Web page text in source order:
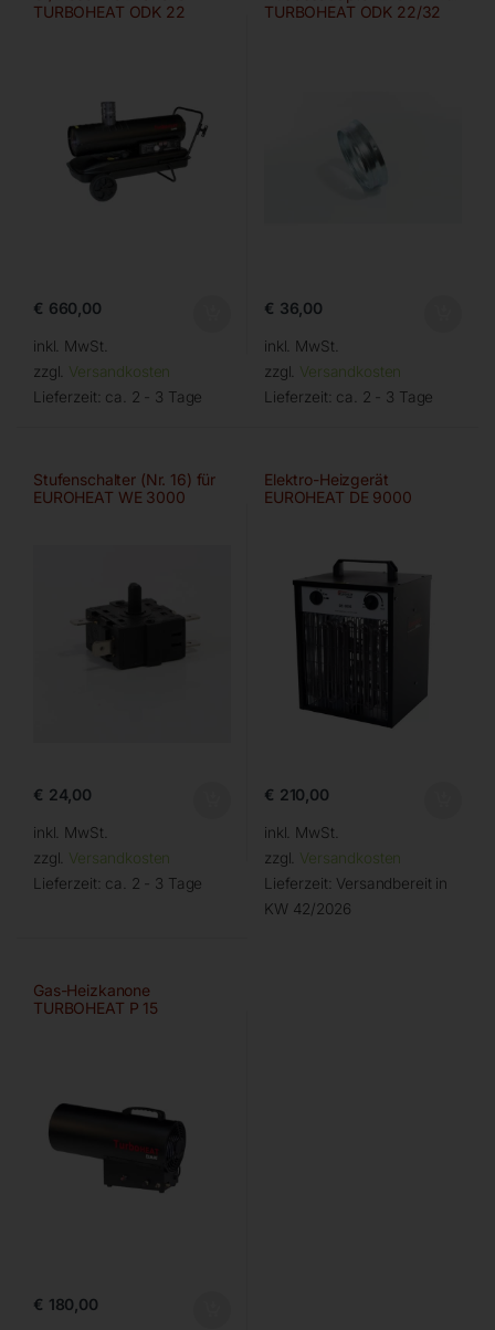
TURBOHEAT ODK 22
€ 660,00
inkl. MwSt.
zzgl. Versandkosten
Lieferzeit: ca. 2 - 3 Tage
TURBOHEAT ODK 22/32
€ 36,00
inkl. MwSt.
zzgl. Versandkosten
Lieferzeit: ca. 2 - 3 Tage
Stufenschalter (Nr. 16) für
EUROHEAT WE 3000
€ 24,00
inkl. MwSt.
zzgl. Versandkosten
Lieferzeit: ca. 2 - 3 Tage
Elektro-Heizgerät
EUROHEAT DE 9000
€ 210,00
inkl. MwSt.
zzgl. Versandkosten
Lieferzeit: Versandbereit in
KW 42/2026
Gas-Heizkanone
TURBOHEAT P 15
€ 180,00